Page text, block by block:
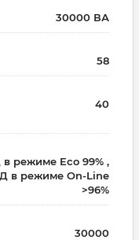
30000 ВА
58
40
режиме Eco 99% ,
в режиме On-Line
>96%
30000